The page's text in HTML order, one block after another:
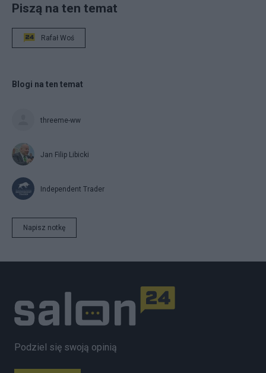
Piszą na ten temat
Rafał Woś
Blogi na ten temat
threeme-ww
Jan Filip Libicki
Independent Trader
Napisz notkę
Podziel się swoją opinią